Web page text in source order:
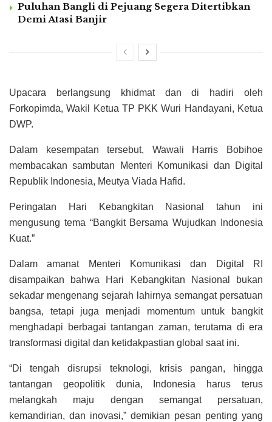
Puluhan Bangli di Pejuang Segera Ditertibkan
Demi Atasi Banjir
Upacara berlangsung khidmat dan di hadiri oleh
Forkopimda, Wakil Ketua TP PKK Wuri Handayani, Ketua
DWP.
Dalam kesempatan tersebut, Wawali Harris Bobihoe
membacakan sambutan Menteri Komunikasi dan Digital
Republik Indonesia, Meutya Viada Hafid.
Peringatan Hari Kebangkitan Nasional tahun ini
mengusung tema “Bangkit Bersama Wujudkan Indonesia
Kuat.”
Dalam amanat Menteri Komunikasi dan Digital RI
disampaikan bahwa Hari Kebangkitan Nasional bukan
sekadar mengenang sejarah lahirnya semangat persatuan
bangsa, tetapi juga menjadi momentum untuk bangkit
menghadapi berbagai tantangan zaman, terutama di era
transformasi digital dan ketidakpastian global saat ini.
“Di tengah disrupsi teknologi, krisis pangan, hingga
tantangan geopolitik dunia, Indonesia harus terus
melangkah maju dengan semangat persatuan,
kemandirian, dan inovasi,” demikian pesan penting yang